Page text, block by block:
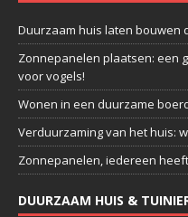
Duurzaam huis laten bouwen
Zonnepanelen plaatsen: een
voor vogels!
Wonen in een duurzame
Verduurzaming van het huis:
Zonnepanelen, iedereen
DUURZAAM HUIS &